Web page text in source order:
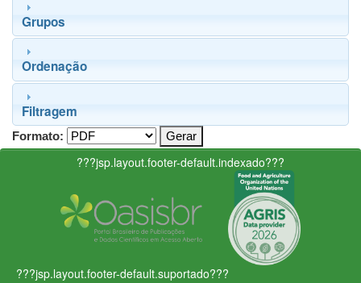
Grupos
Ordenação
Filtragem
Formato:
???jsp.layout.footer-default.indexado???
???jsp.layout.footer-default.suportado???